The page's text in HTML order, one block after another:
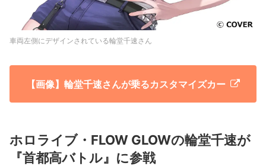
車両左側にデザインされている輪堂千速さん
【画像】輪堂千速さんが乗るカスタマイズカー
ホロライブ・FLOW GLOWの輪堂千速が
『首都高バトル』に参戦